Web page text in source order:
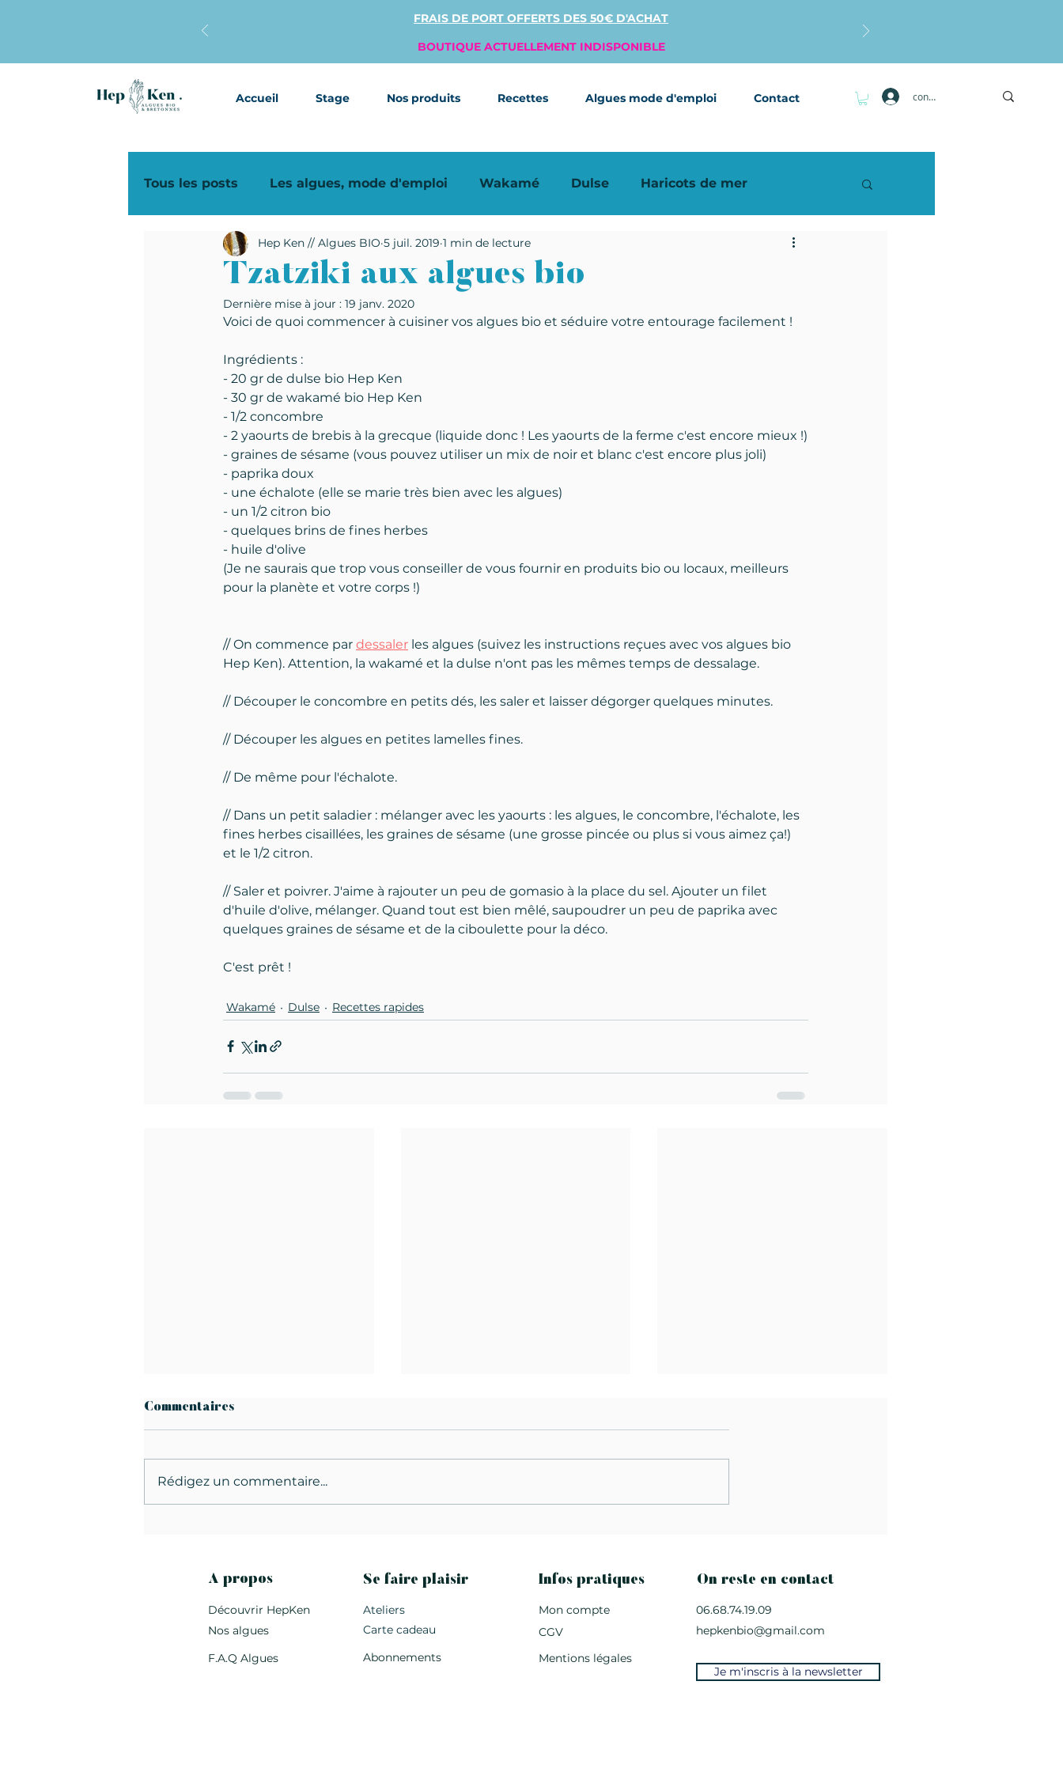
FRAIS DE PORT OFFERTS DES 50€ D'ACHAT
BOUTIQUE ACTUELLEMENT INDISPONIBLE
Accueil Stage Nos produits Recettes Algues mode d'emploi Contact connexion
Tous les posts Les algues, mode d'emploi Wakamé Dulse Haricots de mer
Kombu royal Recettes rapides Algues déshydratées
Tzatziki aux algues bio
Hep Ken // Algues BIO 5 juil. 2019 1 min de lecture
Dernière mise à jour : 19 janv. 2020
Voici de quoi commencer à cuisiner vos algues bio et séduire votre entourage facilement !
Ingrédients :
- 20 gr de dulse bio Hep Ken
- 30 gr de wakamé bio Hep Ken
- 1/2 concombre
- 2 yaourts de brebis à la grecque (liquide donc ! Les yaourts de la ferme c'est encore mieux !)
- graines de sésame (vous pouvez utiliser un mix de noir et blanc c'est encore plus joli)
- paprika doux
- une échalote (elle se marie très bien avec les algues)
- un 1/2 citron bio
- quelques brins de fines herbes
- huile d'olive
(Je ne saurais que trop vous conseiller de vous fournir en produits bio ou locaux, meilleurs
pour la planète et votre corps !)
// On commence par dessaler les algues (suivez les instructions reçues avec vos algues bio
Hep Ken). Attention, la wakamé et la dulse n'ont pas les mêmes temps de dessalage.
// Découper le concombre en petits dés, les saler et laisser dégorger quelques minutes.
// Découper les algues en petites lamelles fines.
// De même pour l'échalote.
// Dans un petit saladier : mélanger avec les yaourts : les algues, le concombre, l'échalote, les
fines herbes cisaillées, les graines de sésame (une grosse pincée ou plus si vous aimez ça!)
et le 1/2 citron.
// Saler et poivrer. J'aime à rajouter un peu de gomasio à la place du sel. Ajouter un filet
d'huile d'olive, mélanger. Quand tout est bien mêlé, saupoudrer un peu de paprika avec
quelques graines de sésame et de la ciboulette pour la déco.
C'est prêt !
Wakamé Dulse Recettes rapides
Commentaires
Rédigez un commentaire...
A propos
Découvrir HepKen
Nos algues
F.A.Q Algues
Se faire plaisir
Ateliers
Carte cadeau
Abonnements
Infos pratiques
Mon compte
CGV
Mentions légales
On reste en contact
06.68.74.19.09
hepkenbio@gmail.com
Je m'inscris à la newsletter